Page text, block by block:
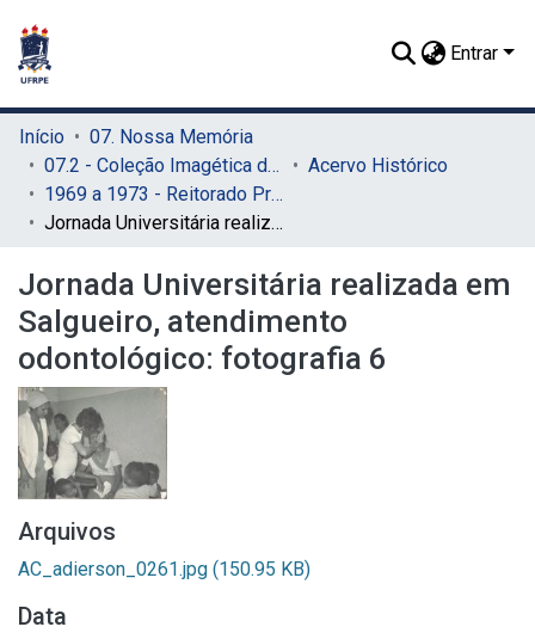
Entrar
Início
07. Nossa Memória
07.2 - Coleção Imagética do SIB
Acervo Histórico
1969 a 1973 - Reitorado Prof. Adierson Erasmo de Azevedo
Jornada Universitária realizada em Salgueiro, atendimento odontológico: fotografia 6
Jornada Universitária realizada em
Salgueiro, atendimento
odontológico: fotografia 6
Arquivos
AC_adierson_0261.jpg (150.95 KB)
Data